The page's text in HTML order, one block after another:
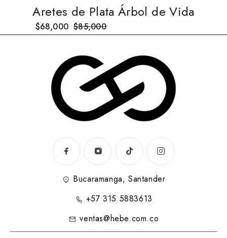
Aretes de Plata Árbol de Vida
$85,000
$68,000
Bucaramanga, Santander
+57 315 5883613
ventas@hebe.com.co